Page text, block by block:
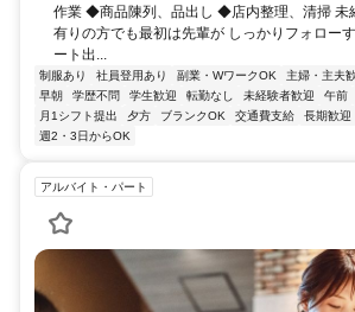
作業 ◆商品陳列、品出し ◆店内整理、清掃 未
有りの方でも最初は先輩が しっかりフォロー
ート出...
制服あり 社員登用あり 副業・WワークOK 主婦・主夫
早朝
学歴不問 学生歓迎 転勤なし 未経験者歓迎 午前
月1シフト提出
夕方 ブランクOK 交通費支給 長期歓迎
週2・3日からOK
アルバイト・パート